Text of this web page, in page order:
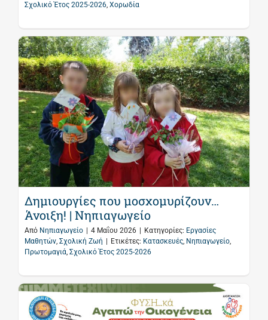
Σχολικό Έτος 2025-2026, Χορωδία
Δημιουργίες που μοσχομυρίζουν…
Άνοιξη! | Νηπιαγωγείο
Από Νηπιαγωγείο 4 Μαΐου 2026 Κατηγορίες: Εργασίες
Μαθητών, Σχολική Ζωή Ετικέτες: Κατασκευές, Νηπιαγωγείο,
Πρωτομαγιά, Σχολικό Έτος 2025-2026